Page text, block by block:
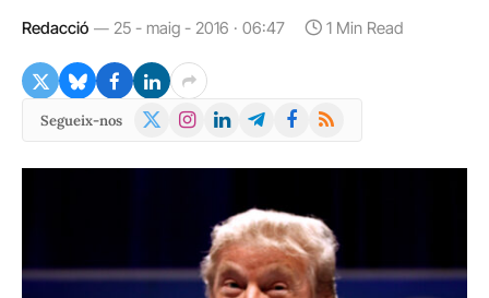
Redacció 25 - maig - 2016 · 06:47 1 Min Read
Segueix-nos
X
Instagram
LinkedInTelegramFacebook
RSS